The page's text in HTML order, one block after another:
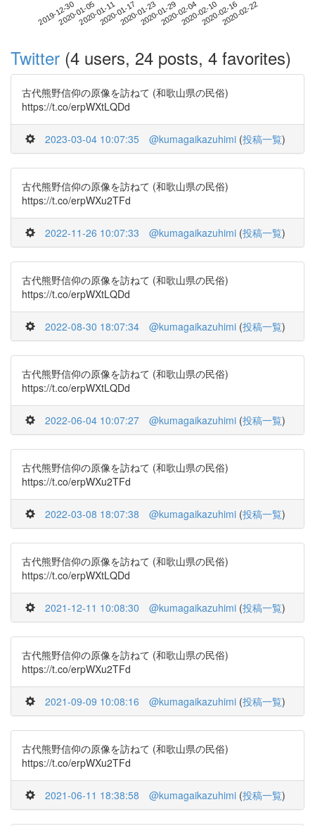
2019-12-302020-01-052020-01-112020-01-172020-01-232020-01-292020-02-042020-02-102020-02-162020-02-22
Twitter (4 users, 24 posts, 4 favorites)
古代熊野信仰の原像を訪ねて (和歌山県の民俗)
https://t.co/erpWXtLQDd
2023-03-04 10:07:35 @kumagaikazuhimi (投稿一覧)
古代熊野信仰の原像を訪ねて (和歌山県の民俗)
https://t.co/erpWXu2TFd
2022-11-26 10:07:33 @kumagaikazuhimi (投稿一覧)
古代熊野信仰の原像を訪ねて (和歌山県の民俗)
https://t.co/erpWXtLQDd
2022-08-30 18:07:34 @kumagaikazuhimi (投稿一覧)
古代熊野信仰の原像を訪ねて (和歌山県の民俗)
https://t.co/erpWXtLQDd
2022-06-04 10:07:27 @kumagaikazuhimi (投稿一覧)
古代熊野信仰の原像を訪ねて (和歌山県の民俗)
https://t.co/erpWXu2TFd
2022-03-08 18:07:38 @kumagaikazuhimi (投稿一覧)
古代熊野信仰の原像を訪ねて (和歌山県の民俗)
https://t.co/erpWXtLQDd
2021-12-11 10:08:30 @kumagaikazuhimi (投稿一覧)
古代熊野信仰の原像を訪ねて (和歌山県の民俗)
https://t.co/erpWXu2TFd
2021-09-09 10:08:16 @kumagaikazuhimi (投稿一覧)
古代熊野信仰の原像を訪ねて (和歌山県の民俗)
https://t.co/erpWXu2TFd
2021-06-11 18:38:58 @kumagaikazuhimi (投稿一覧)